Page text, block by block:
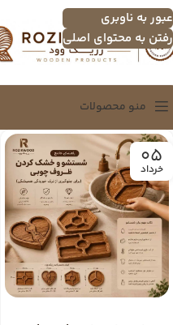
عبور به ناوبری
رفتن به محتوای اصلی
منو محصولات
سینی
سینی چندنفره
اردو خوری
تخته سرور
شکلات خوری
دسرخوری و عسل خوری
05
خرداد